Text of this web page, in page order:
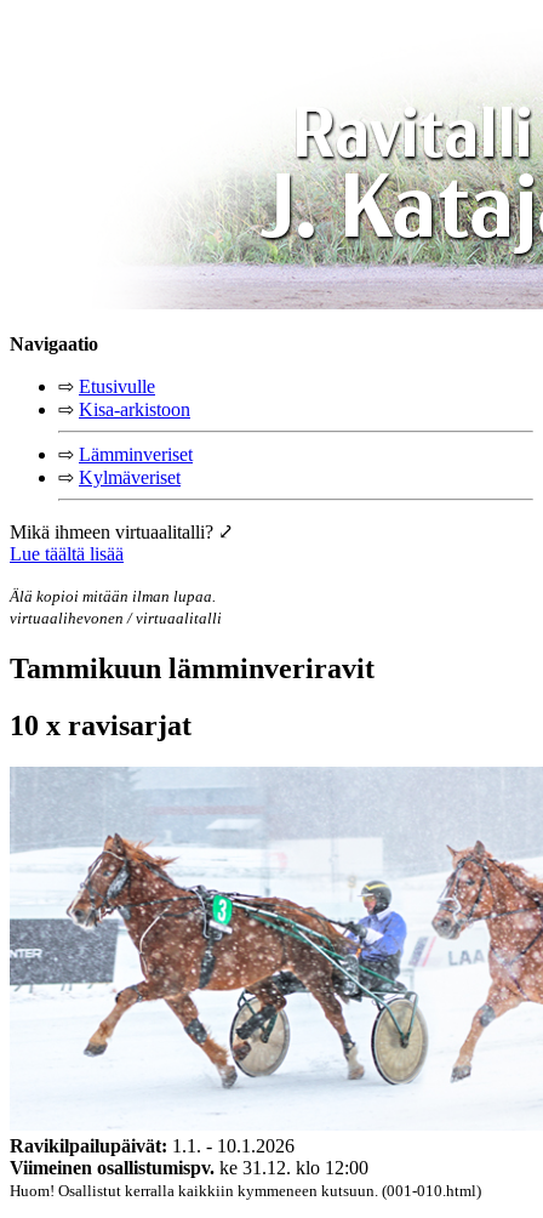
Navigaatio
⇨ Etusivulle
⇨ Kisa-arkistoon
⇨ Lämminveriset
⇨ Kylmäveriset
Mikä ihmeen virtuaalitalli? ⤦
Lue täältä lisää
Älä kopioi mitään ilman lupaa.
virtuaalihevonen / virtuaalitalli
Tammikuun lämminveriravit
10 x ravisarjat
Ravikilpailupäivät: 1.1. - 10.1.2026
Viimeinen osallistumispv. ke 31.12. klo 12:00
Huom! Osallistut kerralla kaikkiin kymmeneen kutsuun. (001-010.html)